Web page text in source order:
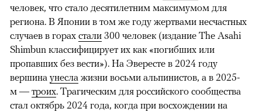
человек, что стало десятилетним максимумом для
региона. В Японии в том же году жертвами несчастных
случаев в горах стали 300 человек (издание The Asahi
Shimbun классифицирует их как «погибших или
пропавших без вести»). На Эвересте в 2024 году
вершина унесла жизни восьми альпинистов, а в 2025-
м — троих. Трагическим для российского сообщества
стал октябрь 2024 года, когда при восхождении на